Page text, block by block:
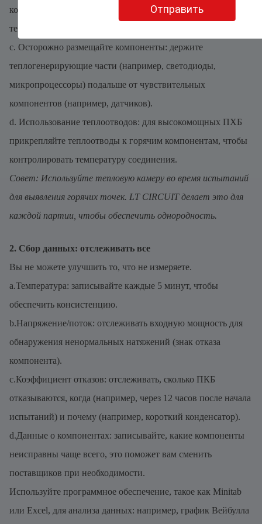
Отправить
компонентами (например, регуляторами напряжения),
тепловые каналы распространяют тепло на другие слои.
c. Осторожно размещайте компоненты: держите
теплогенерирующие части (например, светодиоды,
микропроцессоры) подальше от чувствительных
компонентов (например, датчиков).
d. Использование теплоотводов: для высокомощных ПХБ
прикрепляйте теплоотводы к горячим компонентам, чтобы
контролировать температуру соединения.
Совет: Используйте тепловую камеру во время испытаний
для выявления горячих точек. LT CIRCUIT делает это для
каждой партии, чтобы обеспечить однородность.
2. Сбор данных: отслеживать все
Вы не можете улучшить то, что не измеряете.
a.Температура: записывайте каждые 5 минут, чтобы
обеспечить консистенцию.
b.Напряжение/поток: отслеживать входную мощность для
обнаружения ненормальных натяжений (знак отказа
компонента).
c.Коэффициент отказов: отслеживать, сколько ПКБ
отказываются, когда (например, через 12 часов после начала
испытаний) и почему (например, короткий конденсатор).
d.Данные о компонентах: записывайте, какие компоненты
неисправны чаще всего, это поможет вам сменить
поставщиков при необходимости.
Используйте программное обеспечение, такое как Minitab
или Excel, для анализа данных: например, график Вейбулла